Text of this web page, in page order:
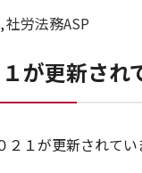
社労法務ASP
が更新され
１が更新されてい